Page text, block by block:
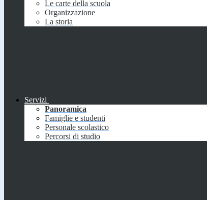
Le carte della scuola
Organizzazione
La storia
Servizi
Panoramica
Famiglie e studenti
Personale scolastico
Percorsi di studio